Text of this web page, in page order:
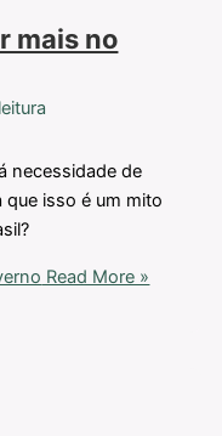
mais no
necessidade de
isso é um mito
Read More »